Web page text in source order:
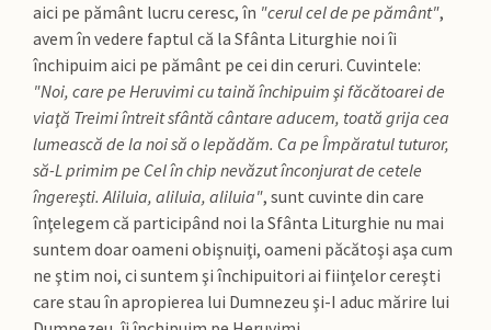
aici pe pământ lucru ceresc, în "cerul cel de pe pământ",
avem în vedere faptul că la Sfânta Liturghie noi îi
închipuim aici pe pământ pe cei din ceruri. Cuvintele:
"Noi, care pe Heruvimi cu taină închipuim şi făcătoarei de
viaţă Treimi întreit sfântă cântare aducem, toată grija cea
lumească de la noi să o lepădăm. Ca pe Împăratul tuturor,
să-L primim pe Cel în chip nevăzut înconjurat de cetele
îngereşti. Aliluia, aliluia, aliluia", sunt cuvinte din care
înţelegem că participând noi la Sfânta Liturghie nu mai
suntem doar oameni obişnuiţi, oameni păcătoşi aşa cum
ne ştim noi, ci suntem şi închipuitori ai fiinţelor cereşti
care stau în apropierea lui Dumnezeu şi-I aduc mărire lui